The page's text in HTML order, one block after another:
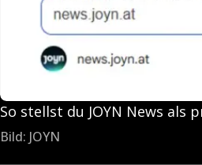
So stellst du JOYN News als
Bild: JOYN